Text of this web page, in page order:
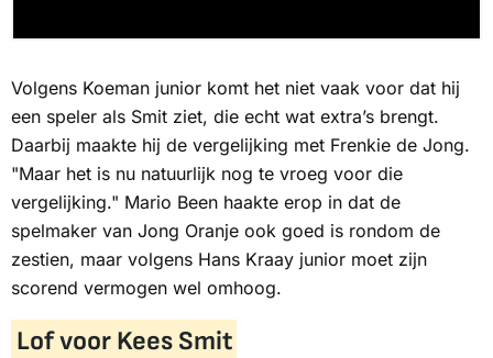
Volgens Koeman junior komt het niet vaak voor dat hij
een speler als Smit ziet, die echt wat extra’s brengt.
Daarbij maakte hij de vergelijking met Frenkie de Jong.
"Maar het is nu natuurlijk nog te vroeg voor die
vergelijking." Mario Been haakte erop in dat de
spelmaker van Jong Oranje ook goed is rondom de
zestien, maar volgens Hans Kraay junior moet zijn
scorend vermogen wel omhoog.
Lof voor Kees Smit